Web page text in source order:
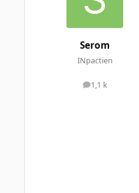
Serom
INpactien
1,1 k
messages